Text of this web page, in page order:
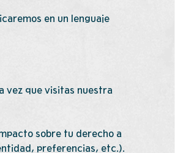
en un lenguaje
vez que visitas nuestra
sobre tu derecho a
preferencias, etc.).